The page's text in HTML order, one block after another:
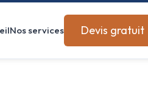
Nos services Devis gratuit